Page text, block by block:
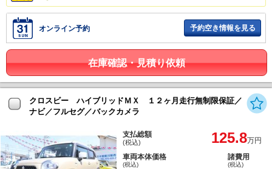
オンライン予約 予約空き情報を見る
在庫確認・見積り依頼
クロスビー ハイブリッドＭＸ １２ヶ月走行無制限保証／
ナビ／フルセグ／バックカメラ
支払総額
(税込) 125.8万円
車両本体価格
(税込)
諸費用
(税込)